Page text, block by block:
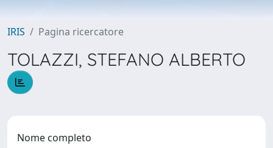
IRIS Pagina ricercatore
TOLAZZI, STEFANO ALBERTO
Nome completo